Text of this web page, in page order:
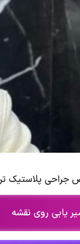
پلاستیک
یابی روی نقشه